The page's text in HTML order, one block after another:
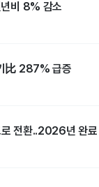
비 8% 감소
比 287% 급증
로 전환..2026년 완료